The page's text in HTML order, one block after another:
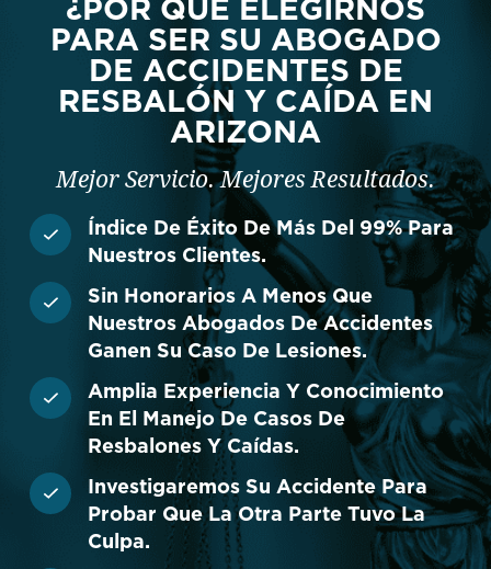
¿POR QUÉ ELEGIRNOS
PARA SER SU ABOGADO
DE ACCIDENTES DE
RESBALÓN Y CAÍDA EN
ARIZONA
Mejor Servicio. Mejores Resultados.
Índice De Éxito De Más Del 99% Para
Nuestros Clientes.
Sin Honorarios A Menos Que
Nuestros Abogados De Accidentes
Ganen Su Caso De Lesiones.
Amplia Experiencia Y Conocimiento
En El Manejo De Casos De
Resbalones Y Caídas.
Investigaremos Su Accidente Para
Probar Que La Otra Parte Tuvo La
Culpa.